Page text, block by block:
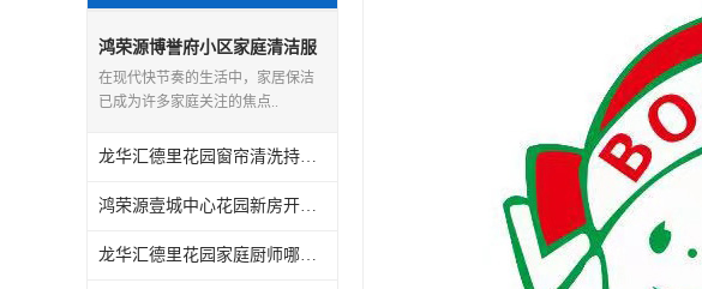
鸿荣源博誉府小区家庭清洁服
务怎么样
在现代快节奏的生活中，家居保洁
已成为许多家庭关注的焦点..
龙华汇德里花园窗帘清洗持证上岗
鸿荣源壹城中心花园新房开荒保洁怎么样
龙华汇德里花园家庭厨师哪家好